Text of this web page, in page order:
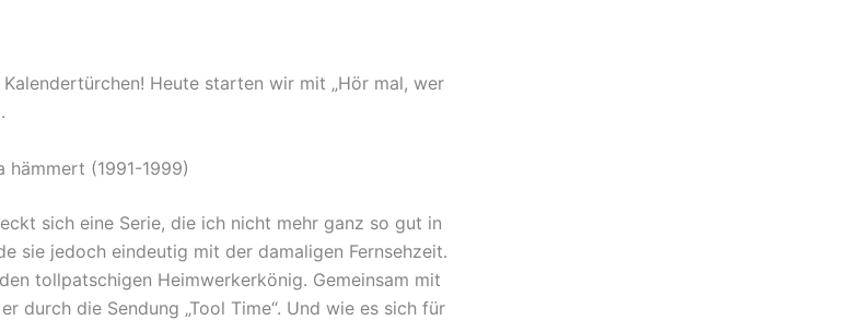
Kalendertürchen! Heute starten wir mit „Hör mal, wer
hämmert (1991-1999)
sich eine Serie, die ich nicht mehr ganz so gut in
sie jedoch eindeutig mit der damaligen Fernsehzeit.
tollpatschigen Heimwerkerkönig. Gemeinsam mit
durch die Sendung „Tool Time“. Und wie es sich für